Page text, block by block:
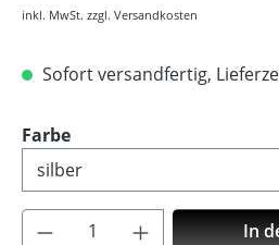
inkl. MwSt. zzgl. Versandkosten
Sofort versandfertig,
Farbeauswählen
Produkt Anzahl: Gib
In